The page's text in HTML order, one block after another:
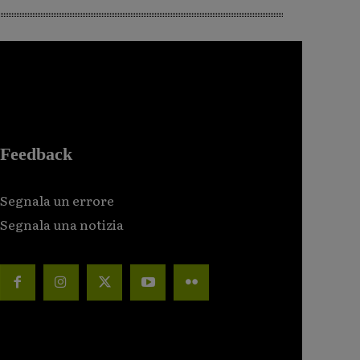
Feedback
Segnala un errore
Segnala una notizia